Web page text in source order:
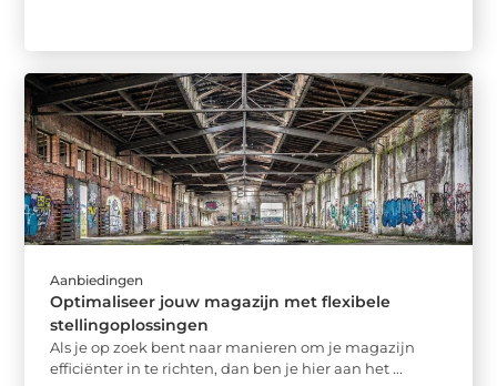
Aanbiedingen
Optimaliseer jouw magazijn met flexibele
stellingoplossingen
Als je op zoek bent naar manieren om je magazijn
efficiënter in te richten, dan ben je hier aan het ...